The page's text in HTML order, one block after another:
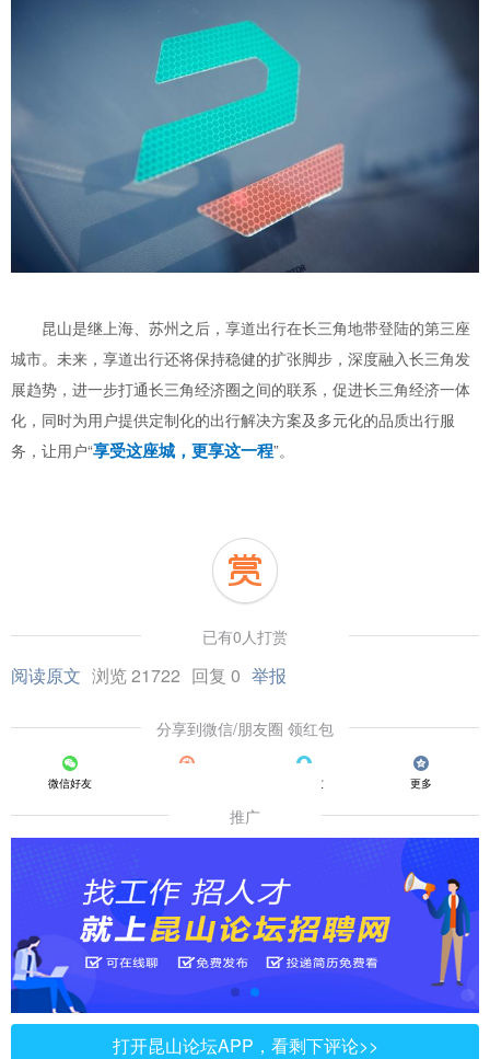
昆山是继上海、苏州之后，享道出行在长三角地带登陆的第三座
城市。未来，享道出行还将保持稳健的扩张脚步，深度融入长三角发
展趋势，进一步打通长三角经济圈之间的联系，促进长三角经济一体
化，同时为用户提供定制化的出行解决方案及多元化的品质出行服
务，让用户“享受这座城，更享这一程”。
已有0人打赏
阅读原文 浏览 21722 回复 0 举报
分享到微信/朋友圈 领红包
微信好友 QQ好友 更多
推广
打开昆山论坛APP，看剩下评论>>